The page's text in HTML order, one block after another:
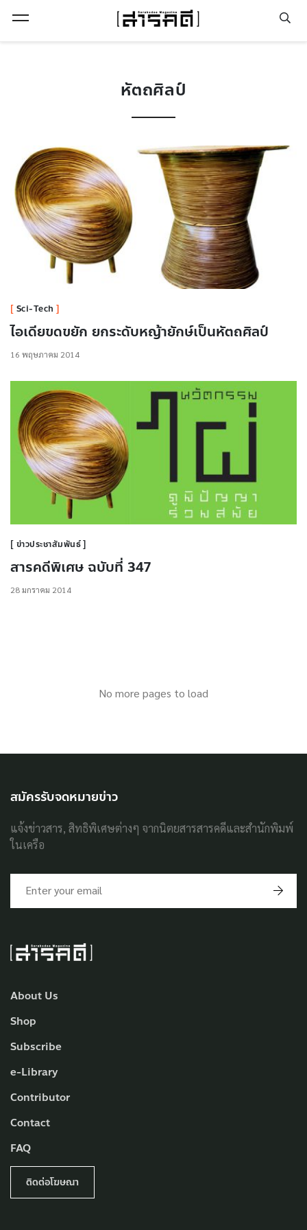
หัตถศิลป์
Sci-Tech
ไอเดียขดขยัก ยกระดับหญ้ายักษ์เป็นหัตถศิลป์
16 พฤษภาคม 2014
ข่าวประชาสัมพันธ์
สารคดีพิเศษ ฉบับที่ 347
28 มกราคม 2014
No more pages to load
About Us
Shop
Subscribe
e-Library
Contributor
Contact
FAQ
ติดต่อโฆษณา
สมัครรับจดหมายข่าว
แจ้งข่าวสาร, สิทธิพิเศษต่างๆ จากนิตยสารสารคดีและสำนักพิมพ์
ในเครือ